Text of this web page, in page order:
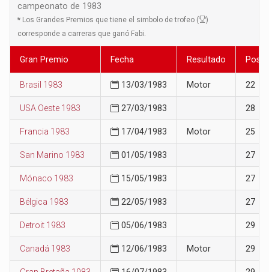
campeonato de 1983
* Los Grandes Premios que tiene el simbolo de trofeo (
)
corresponde a carreras que ganó Fabi.
Gran Premio Fecha Resultado
Brasil 1983 13/03/1983 Motor 22
USA Oeste 1983 27/03/1983 28
Francia 1983 17/04/1983 Motor 25
San Marino 1983 01/05/1983 27
Mónaco 1983 15/05/1983 27
Bélgica 1983 22/05/1983 27
Detroit 1983 05/06/1983 29
Canadá 1983 12/06/1983 Motor 29